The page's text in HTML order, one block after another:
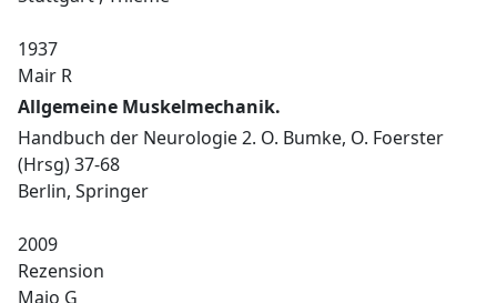
1937
Mair R
Allgemeine Muskelmechanik.
Handbuch der Neurologie 2. O. Bumke, O. Foerster
(Hrsg) 37-68
Berlin, Springer
2009
Rezension
Maio G